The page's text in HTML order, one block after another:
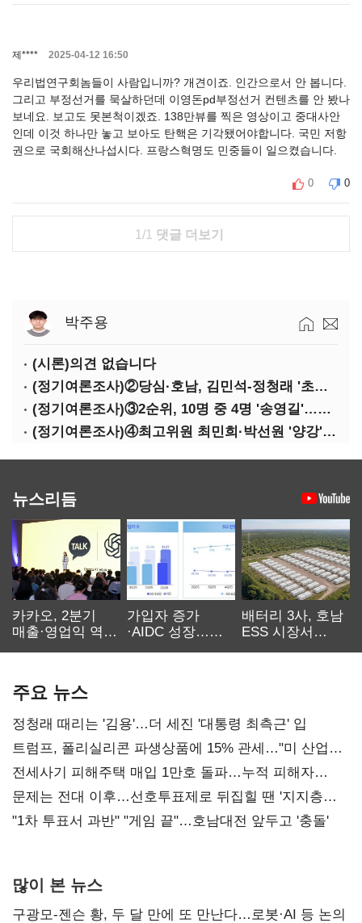
제**** 2025-04-12 16:50
우리법연구회놈들이 사람입니까? 개견이죠. 인간으로서 안 봅니다.
그리고 부정선거를 묵살하던데 이영돈pd부정선거 컨텐츠를 안 봤나
보네요. 보고도 못본척이겠죠. 138만뷰를 찍은 영상이고 중대사안
인데 이것 하나만 놓고 보아도 탄핵은 기각됐어야합니다. 국민 저항
권으로 국회해산나섭시다. 프랑스혁명도 민중들이 일으켰습니다.
0 0
1/1 댓글 더보기
박주용
(시론)의견 없습니다
(정기여론조사)②당심·호남, 김민석-정청래 '초접전'
(정기여론조사)③2순위, 10명 중 4명 '송영길'…정청래 '한 자릿수'
(정기여론조사)④최고위원 최민희·박선원 '양강'…서미화·이성윤·임미애 뒤이어
뉴스리듬
카카오, 2분기
매출·영업익 역대
가입자 증가
·AIDC 성장…
배터리 3사, 호남
ESS 시장서
주요 뉴스
정청래 때리는 '김용'…더 세진 '대통령 최측근' 입
트럼프, 폴리실리콘 파생상품에 15% 관세…"미 산업
재건"
전세사기 피해주택 매입 1만호 돌파…누적 피해자
4만278명
문제는 전대 이후…선호투표제로 뒤집힐 땐 '지지층
불복'
"1차 투표서 과반" "게임 끝"…호남대전 앞두고 '충돌'
많이 본 뉴스
구광모-젠슨 황, 두 달 만에 또 만난다…로봇·AI 등 논의